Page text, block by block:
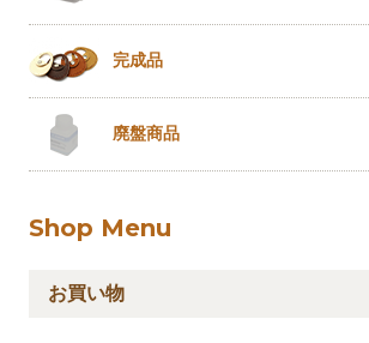
完成品
廃盤商品
Shop Menu
お買い物